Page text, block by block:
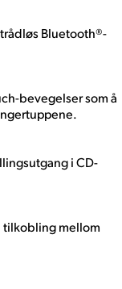
Bluetooth®-
bevegelser som å
i CD-
tilkobling mellom